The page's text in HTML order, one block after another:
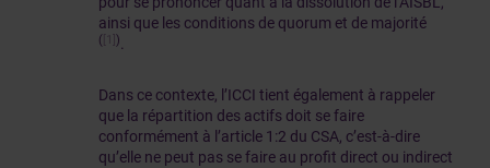
ainsi que les conditions de quorum et de majorité
( [1])
Dans ce contexte, l’ICCI tient également à rappeler
que la répartition des actifs doit se faire
conformément à l’article 1:2 du CSA, c’est-à-dire
qu’elle ne peut pas se faire au profit direct ou indirect